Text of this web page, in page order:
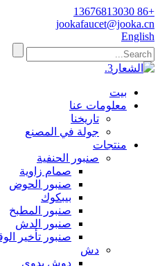
+86 13676813030
jookafaucet@jooka.cn
English
بيت
معلومات عنا
تاريخنا
جولة في المصنع
منتجات
صنبور الحنفية
صمام زاوية
صنبور الحوض
بيبكوك
صنبور المطبخ
صنبور الدش
صنبور تأخير
دش
دوش يدوي